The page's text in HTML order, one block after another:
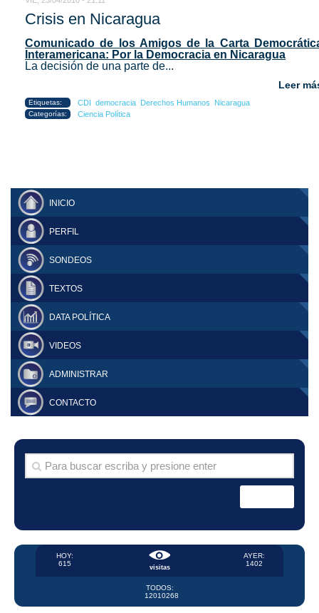
Crisis en Nicaragua
Comunicado de los Amigos de la Carta
Interamericana: Por la Democracia en Nicaragua
La decisión de una parte de...
Leer
Etiquetas: CDI democracia Derechos Humanos Nicaragua
Categorías: Ciencia Política
INICIO
PERFIL
SONDEOS
TEXTOS
DATA POLÍTICA
VIDEOS
ADMINISTRAR
CONTACTO
visitas
HOY:
615
AYER:
1402
TODOS:
12010268